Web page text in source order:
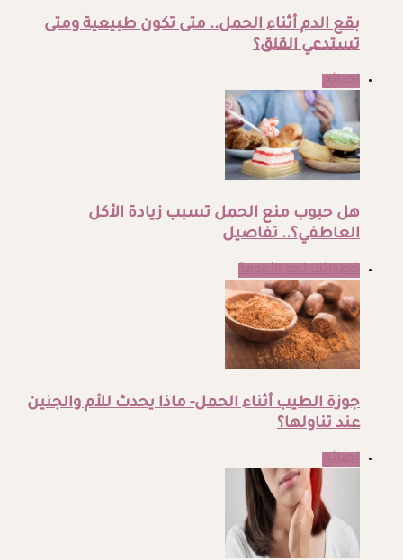
بقع الدم أثناء الحمل.. متى تكون طبيعية ومتى
تستدعي القلق؟
هل حبوب منع الحمل تسبب زيادة الأكل
العاطفي؟.. تفاصيل
جوزة الطيب أثناء الحمل- ماذا يحدث للأم والجنين
عند تناولها؟